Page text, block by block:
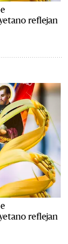
reflejan
reflejan